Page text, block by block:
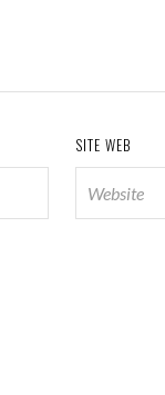
SITE WEB